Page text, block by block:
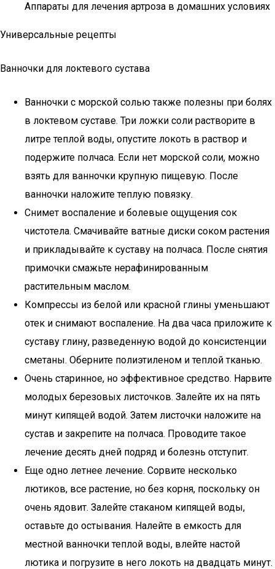
Аппараты для лечения артроза в домашних условиях
Универсальные рецепты
Ванночки для локтевого сустава
Ванночки с морской солью также полезны при болях
в локтевом суставе. Три ложки соли растворите в
литре теплой воды, опустите локоть в раствор и
подержите полчаса. Если нет морской соли, можно
взять для ванночки крупную пищевую. После
ванночки наложите теплую повязку.
Снимет воспаление и болевые ощущения сок
чистотела. Смачивайте ватные диски соком растения
и прикладывайте к суставу на полчаса. После снятия
примочки смажьте нерафинированным
растительным маслом.
Компрессы из белой или красной глины уменьшают
отек и снимают воспаление. На два часа приложите к
суставу глину, разведенную водой до консистенции
сметаны. Оберните полиэтиленом и теплой тканью.
Очень старинное, но эффективное средство. Нарвите
молодых березовых листочков. Залейте их на пять
минут кипящей водой. Затем листочки наложите на
сустав и закрепите на полчаса. Проводите такое
лечение десять дней подряд и болезнь отступит.
Еще одно летнее лечение. Сорвите несколько
лютиков, все растение, но без корня, поскольку он
очень ядовит. Залейте стаканом кипящей воды,
оставьте до остывания. Налейте в емкость для
местной ванночки теплой воды, влейте настой
лютика и погрузите в него локоть на двадцать минут.